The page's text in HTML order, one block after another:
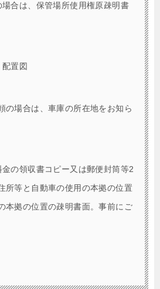
合は、保管場所使用権原疎明書
置図
の場合は、車庫の所在地をお知ら
の領収書コピー又は郵便封筒等2
所等と自動車の使用の本拠の位置
本拠の位置の疎明書面。事前にご